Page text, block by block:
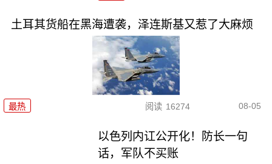
土耳其货船在黑海遭袭，泽连斯基又惹了大麻烦
最热 阅读 16274 08-05
以色列内讧公开化！防长一句
话，军队不买账